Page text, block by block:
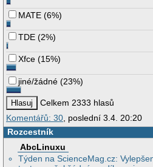
MATE (6%)
TDE (2%)
Xfce (15%)
jiné/žádné (23%)
Celkem 2333 hlasů
Komentářů: 30, poslední 3.4. 20:20
Rozcestník
AbcLinuxu
Týden na ScienceMag.cz: